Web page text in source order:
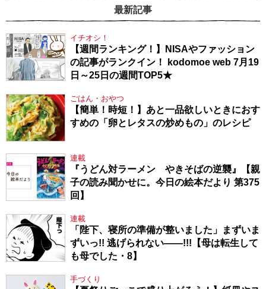
最新記事
イチオシ！
【週間ランキング！】NISAやファッション
の記事がランクイン！ kodomoe web 7月19
日～25日の週間TOP5★
ごはん・おやつ
【簡単！時短！】あと一品欲しいときにおす
すめの「卵とレタスの炒めもの」のレシピ
連載
『うどん対ラーメン やきそばの逆襲』【親
子の読み聞かせに。今日の絵本だより 第375
回】
連載
「陛下、寝所の準備が整いました」まずいま
ずいっ!! 逃げられない――!!!【母は転生して
も母でした・8】
手づくり